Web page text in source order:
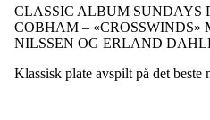
CLASSIC ALBUM SUNDAYS
COBHAM – «CROSSWINDS»
NILSSEN OG ERLAND
Klassisk plate avspilt på det beste